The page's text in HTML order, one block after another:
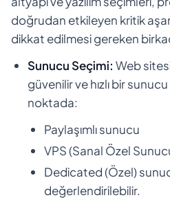
doğrudan etkileyen kritik
dikkat edilmesi gereken
Sunucu Seçimi: Web
güvenilir ve hızlı bir
noktada:
Paylaşımlı sunucu
VPS (Sanal Özel
Dedicated (Özel)
değerlendirilebilir.